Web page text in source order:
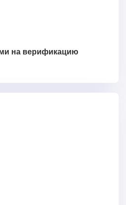
на верификацию